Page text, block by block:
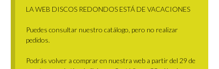
LA WEB DISCOS REDONDOS ESTÁ DE VACACIONES
Puedes consultar nuestro catálogo, pero no realizar
pedidos.
Podrás volver a comprar en nuestra web a partir del 29 de